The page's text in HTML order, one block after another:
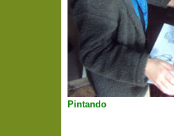
Pintando